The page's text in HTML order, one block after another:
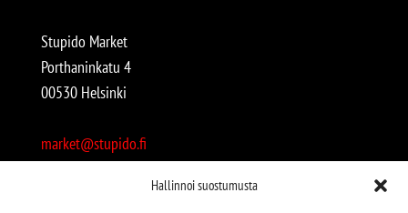
Hallinnoi suostumusta
Stupido Market
Porthaninkatu 4
00530 Helsinki
market@stupido.fi